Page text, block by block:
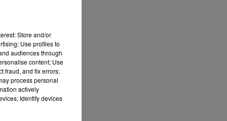
Store and/or
Use profiles to
audiences through
content; Use
fraud, and fix errors;
process personal
actively
Identify devices